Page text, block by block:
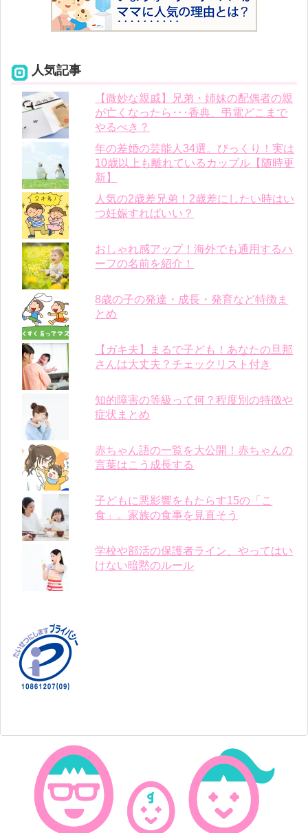
人気記事
【微妙な親戚】兄弟・姉妹の配偶者の親
が亡くなったら･･･香典、弔電どこまで
やるべき？
年の差婚の芸能人34選。びっくり！実は
10歳以上も離れているカップル【随時更
新】
人気の2歳差兄弟！2歳差にしたい時はい
つ妊娠すればいい？
おしゃれ感アップ！海外でも通用するハ
ーフの名前を紹介！
8歳の子の発達・成長・発育など特徴ま
とめ
【ガキ夫】まるで子ども！あなたの旦那
さんは大丈夫？チェックリスト付き
知的障害の等級って何？程度別の特徴や
症状まとめ
赤ちゃん語の一覧を大公開！赤ちゃんの
言葉はこう成長する
子どもに悪影響をもたらす15の「こ
食」。家族の食事を見直そう
学校や部活の保護者ライン、やってはい
けない暗黙のルール